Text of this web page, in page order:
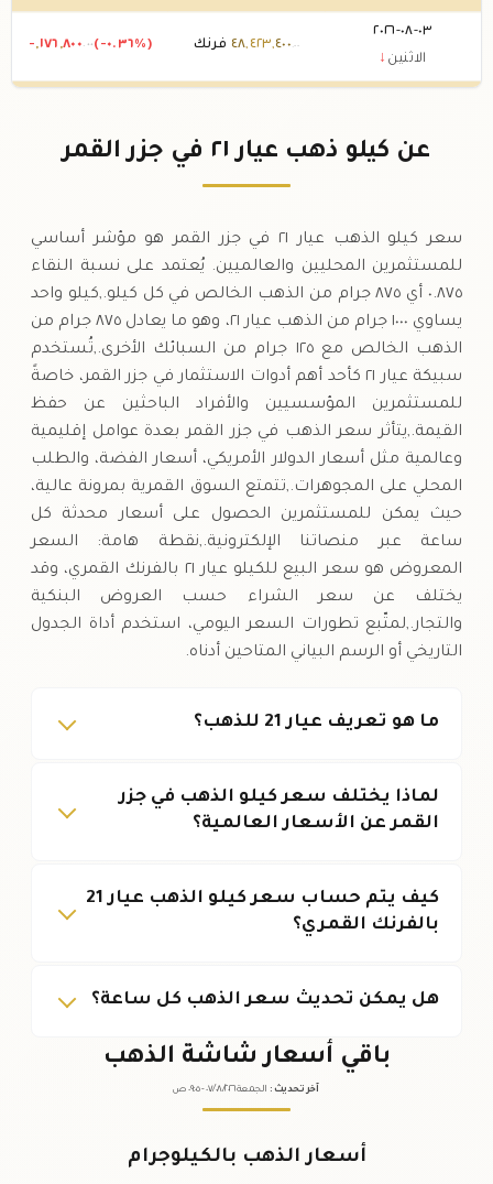
٠٣-٠٨-٢٠٢٦
الاثنين ↓
٤٨, ٤٢٣,٤٠٠ .٠٠ فرنك -,١٧٦ ,٨٠٠ .٠٠ (-٠.٣٦%)
٤٨,٦١٠,٧٠٠.٠٠ فرنك
عن كيلو ذهب عيار ٢١ في جزر القمر
سعر كيلو الذهب عيار ٢١ في جزر القمر هو مؤشر أساسي
للمستثمرين المحليين والعالميين. يُعتمد على نسبة النقاء
٠.٨٧٥ أي ٨٧٥ جرام من الذهب الخالص في كل كيلو.,كيلو واحد
يساوي ١٠٠٠ جرام من الذهب عيار ٢١، وهو ما يعادل ٨٧٥ جرام من
الذهب الخالص مع ١٢٥ جرام من السبائك الأخرى.,تُستخدم
سبيكة عيار ٢١ كأحد أهم أدوات الاستثمار في جزر القمر، خاصةً
للمستثمرين المؤسسيين والأفراد الباحثين عن حفظ
القيمة.,يتأثر سعر الذهب في جزر القمر بعدة عوامل إقليمية
وعالمية مثل أسعار الدولار الأمريكي، أسعار الفضة، والطلب
المحلي على المجوهرات.,تتمتع السوق القمرية بمرونة عالية،
حيث يمكن للمستثمرين الحصول على أسعار محدثة كل
ساعة عبر منصاتنا الإلكترونية.,نقطة هامة: السعر
المعروض هو سعر البيع للكيلو عيار ٢١ بالفرنك القمري، وقد
يختلف عن سعر الشراء حسب العروض البنكية
والتجار.,لمتّبع تطورات السعر اليومي، استخدم أداة الجدول
التاريخي أو الرسم البياني المتاحين أدناه.
ما هو تعريف عيار 21 للذهب؟
لماذا يختلف سعر كيلو الذهب في جزر
القمر عن الأسعار العالمية؟
كيف يتم حساب سعر كيلو الذهب عيار 21
بالفرنك القمري؟
هل يمكن تحديث سعر الذهب كل ساعة؟
باقي أسعار شاشة الذهب
آخر تحديث : الجمعة ٠٧ /٠٨/٢٠٢٦ - ٠٩:٠٥ ص
أسعار الذهب بالكيلوجرام